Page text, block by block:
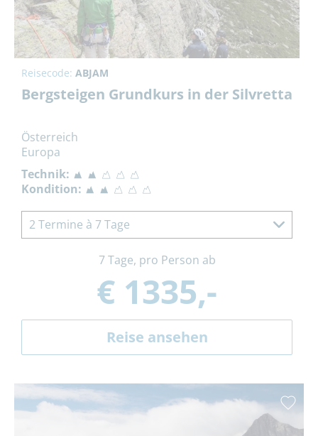
Reisecode: ABJAM
Bergsteigen Grundkurs in der Silvretta
Österreich
Europa
Technik:
Kondition:
2 Termine à 7 Tage
7 Tage, pro Person ab
€ 1335,-
Reise ansehen